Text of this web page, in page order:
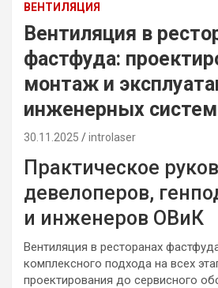
ВЕНТИЛЯЦИЯ
Вентиляция в
фастфуда:
монтаж и
инженерных систем
30.11.2025 introlaser
Практическое
девелоперов,
и инженеров ОВиК
Вентиляция в ресторанах
комплексного подхода на всех
проектирования до сервисного